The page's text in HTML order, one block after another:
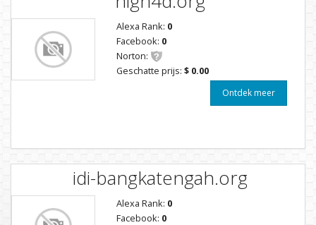
Alexa Rank: 0
Facebook: 0
Norton:
Geschatte prijs: $ 0.00
Ontdek meer
idi-bangkatengah.org
Alexa Rank: 0
Facebook: 0